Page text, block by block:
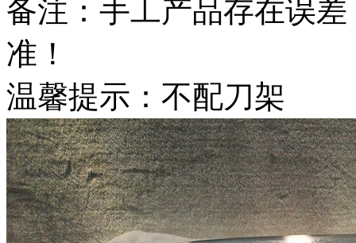
备注：手工产品存在误
准！
温馨提示：不配刀架